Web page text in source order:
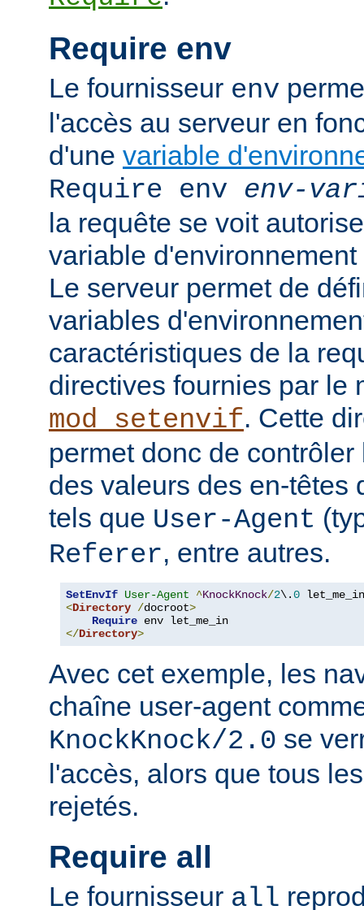
Require env
Le fournisseur env
l'accès au serveur en
d'une variable
Require env env-
la requête se voit
variable d'environnement
Le serveur permet de
variables
caractéristiques de la
directives fournies par le
mod_setenvif. Cette
permet donc de
des valeurs des en-têtes
tels que User-Agent
Referer, entre autres.
SetEnvIf User-Agent ^KnockKnock/2\.0
<Directory /docroot>
Require
</Directory>
Avec cet exemple, les
chaîne user-agent
KnockKnock/2.0 se
l'accès, alors que tous
rejetés.
Require all
Le fournisseur all